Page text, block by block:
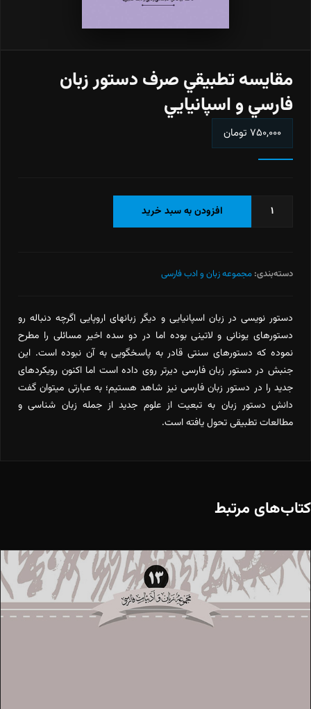
مقايسه تطبيقي صرف دستور زبان
فارسي و اسپانيايي
۷۵۰,۰۰۰ تومان
مقايسه
زبان
اسپانيايي
عدد
افزودن به سبد خرید
دسته‌بندی: مجموعه زبان و ادب فارسی
دستور نویسی در زبان اسپانیایی و دیگر زبانهای اروپایی اگرچه دنباله رو
دستورهای یونانی و لاتینی بوده اما در دو سده اخیر مسائلی را مطرح
نموده که دستورهای سنتی قادر به پاسخگویی به آن نبوده است. این
جنبش در دستور زبان فارسی دیرتر روی داده است اما اکنون رویکردهای
جدید را در دستور زبان فارسی نیز شاهد هستیم؛ به عبارتی میتوان گفت
دانش دستور زبان به تبعیت از علوم جدید از جمله زبان شناسی و
مطالعات تطبیقی تحول یافته است.
کتاب‌های مرتبط